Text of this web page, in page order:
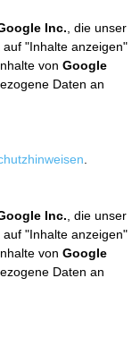
Inc. , die unser
"Inhalte anzeigen"
von Google
Daten an
Inc. , die unser
"Inhalte anzeigen"
von Google
Daten an